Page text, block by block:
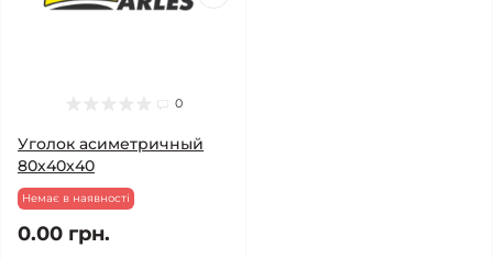
0
Уголок асиметричный
80х40х40
Немає в наявності
0.00 грн.